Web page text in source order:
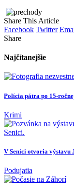
Share This Article
Facebook Twitter
Share
Najčítanejšie
Polícia pátra po 15-
Krimi
V Senici otvoria výstavu
Podujatia